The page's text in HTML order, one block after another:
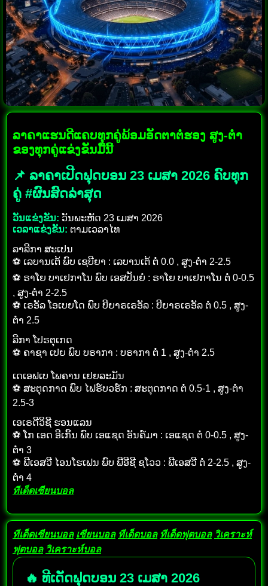
ລາຄາແຮນດີແຄບທຸກຄູ່ພ້ອມອັດຕາຕໍ່ຮອງ ສູງ-ຕໍ່າ
ຂອງທຸກຄູ່ແຂ່ງຂັນມື້ນີ້
📌 ລາຄາເປີດຟຸດບອນ 23 ເມສາ 2026 ຄົບທຸກ
ຄູ່ #ຜົນສົດລ່າສຸດ
ວັນແຂ່ງຂັນ: ວັນພະຫັດ 23 ເມສາ 2026
ເວລາແຂ່ງຂັນ: ຕາມເວລາໄທ
ລາລີກາ ສະເປນ
⚽ ເລບານເຕ້ ພົບ ເຊບີຍາ : ເລບານເຕ້ ຕໍ່ 0.0 , ສູງ-ຕໍ່າ 2-2.5
⚽ ຣາໂຍ ບາເຢກາໂນ ພົບ ເອສປັນຍໍ : ຣາໂຍ ບາເຢກາໂນ ຕໍ່ 0-0.5
, ສູງ-ຕໍ່າ 2-2.5
⚽ ເຣອັລ ໂອເບຍໂດ ພົບ ບີຍາຣເຣອັລ : ບີຍາຣເຣອັລ ຕໍ່ 0.5 , ສູງ-
ຕໍ່າ 2.5
ລີກາ ໂປຣຕຸເກດ
⚽ ຄາຊາ ເປຍ ພົບ ບຣາກາ : ບຣາກາ ຕໍ່ 1 , ສູງ-ຕໍ່າ 2.5
ເດເອຟເບ ໂພຄານ ເຢຍລະມັນ
⚽ ສະຕຸດກາດ ພົບ ໄຟຣ໌ບວຣ໌ກ : ສະຕຸດກາດ ຕໍ່ 0.5-1 , ສູງ-ຕໍ່າ
2.5-3
ເອເຣດີວິຊີ ຮອນແລນ
⚽ ໂກ ເອດ ອີເກິ້ນ ພົບ ເອແຊດ ອັນຄ໌ມາ : ເອແຊດ ຕໍ່ 0-0.5 , ສູງ-
ຕໍ່າ 3
⚽ ພີເອສວີ ໄອນໂຮເຟນ ພົບ ພີອີຊີ ຊໂວວ : ພີເອສວີ ຕໍ່ 2-2.5 , ສູງ-
ຕໍ່າ 4
ทีเด็ดเซียนบอล
ทีเด็ดเซียนบอล เซียนบอล ทีเด็ดบอล ทีเด็ดฟุตบอล วิเคราะห์
ฟุตบอล วิเคราะห์บอล
🔥 ທີເດັດຟຸດບອນ 23 ເມສາ 2026